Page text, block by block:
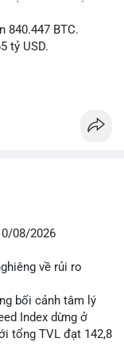
sang vị thế
đạt 200 USD
thi trading.
tích cực ngầm,
Short khi Bitcoin
sát các tin tức về
840.447 BTC.
tỷ USD.
08/2026
về rủi ro
bối cảnh tâm lý
Index dừng ở
tổng TVL đạt 142,8